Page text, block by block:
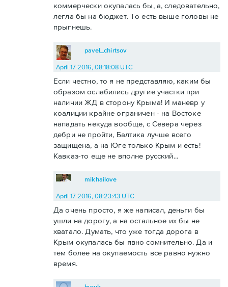
коммерчески окупалась бы, а, следовательно,
легла бы на бюджет. То есть выше головы не
прыгнешь.
pavel_chirtsov
April 17 2016, 08:18:08 UTC
Если честно, то я не представляю, каким бы
образом ослабились другие участки при
наличии ЖД в сторону Крыма! И маневр у
коалиции крайне ограничен - на Востоке
нападать некуда вообще, с Севера через
дебри не пройти, Балтика лучше всего
защищена, а на Юге только Крым и есть!
Кавказ-то еще не вполне русский...
mikhailove
April 17 2016, 08:23:43 UTC
Да очень просто, я же написал, деньги бы
ушли на дорогу, а на остальное их бы не
хватало. Думать, что уже тогда дорога в
Крым окупалась бы явно сомнительно. Да и
тем более на окупаемость все равно нужно
время.